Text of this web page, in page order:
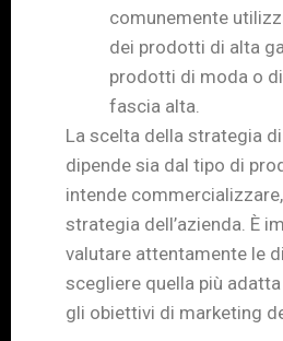
comunemente
dei prodotti di alta
prodotti di moda o
fascia alta.
La scelta della strategia
dipende sia dal tipo di
intende
strategia dell’azienda. È
valutare attentamente le
scegliere quella più
gli obiettivi di marketing